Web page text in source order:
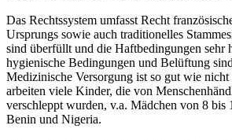
Das Rechtssystem umfasst Recht
Ursprungs sowie auch traditionelles
sind überfüllt und die Haftbedingungen sehr
hygienische Bedingungen und Belüftung
Medizinische Versorgung ist so gut wie
arbeiten viele Kinder, die von
verschleppt wurden, v.a. Mädchen von 8 bis
Benin und Nigeria.